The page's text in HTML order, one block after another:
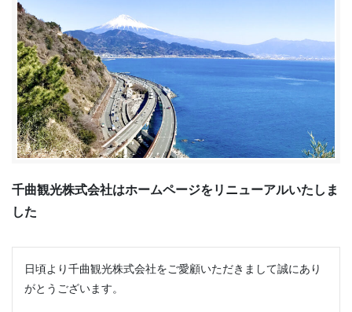
千曲観光株式会社はホームページをリニューアルいたしま
した
日頃より千曲観光株式会社をご愛顧いただきまして誠にあり
がとうございます。